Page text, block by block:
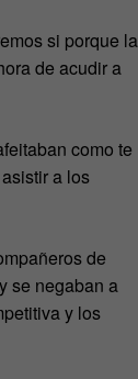
si porque la
de acudir a
como te
a los
de
se negaban a
y los